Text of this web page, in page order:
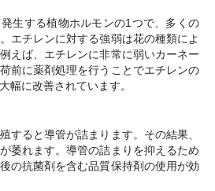
生する植物ホルモンの1つで、多くの
エチレンに対する強弱は花の種類によ
えば、エチレンに非常に弱いカーネー
前に薬剤処理を行うことでエチレンの
幅に改善されています。
すると導管が詰まります。その結果、
萎れます。導管の詰まりを抑えるため
の抗菌剤を含む品質保持剤の使用が効